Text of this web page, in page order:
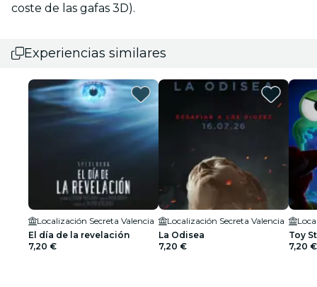
coste de las gafas 3D).
Experiencias similares
Localización Secreta Valencia
El día de la revelación
7,20 €
Localización Secreta Valencia
La Odisea
7,20 €
Toy
7,20 €